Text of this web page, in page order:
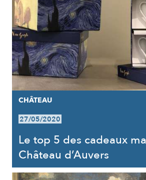
CHÂTEAU
27/05/2020
Le top 5 des cadeaux
Château d’Auvers